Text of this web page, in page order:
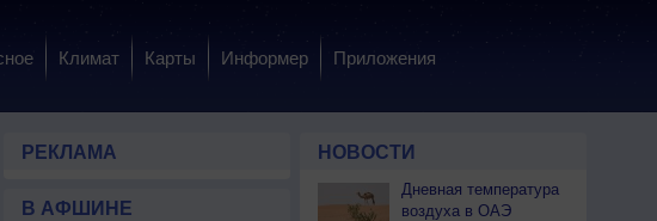
Климат Карты Информер Приложения
РЕКЛАМА
В АФШИНЕ
НОВОСТИ
Дневная температура
воздуха в ОАЭ